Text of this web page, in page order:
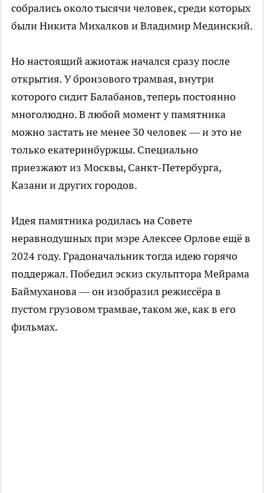
собрались около тысячи человек, среди которых
были Никита Михалков и Владимир Мединский.
Но настоящий ажиотаж начался сразу после
открытия. У бронзового трамвая, внутри
которого сидит Балабанов, теперь постоянно
многолюдно. В любой момент у памятника
можно застать не менее 30 человек — и это не
только екатеринбуржцы. Специально
приезжают из Москвы, Санкт-Петербурга,
Казани и других городов.
Идея памятника родилась на Совете
неравнодушных при мэре Алексее Орлове ещё в
2024 году. Градоначальник тогда идею горячо
поддержал. Победил эскиз скульптора Мейрама
Баймуханова — он изобразил режиссёра в
пустом грузовом трамвае, таком же, как в его
фильмах.